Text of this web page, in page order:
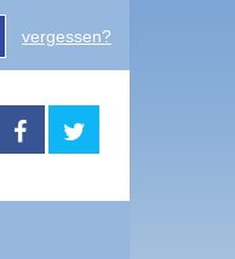
vergessen?